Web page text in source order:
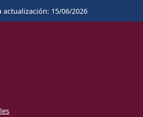
actualización: 15/06/2026